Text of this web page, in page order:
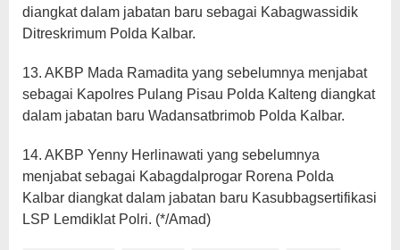
diangkat dalam jabatan baru sebagai Kabagwassidik
Ditreskrimum Polda Kalbar.
13. AKBP Mada Ramadita yang sebelumnya menjabat
sebagai Kapolres Pulang Pisau Polda Kalteng diangkat
dalam jabatan baru Wadansatbrimob Polda Kalbar.
14. AKBP Yenny Herlinawati yang sebelumnya
menjabat sebagai Kabagdalprogar Rorena Polda
Kalbar diangkat dalam jabatan baru Kasubbagsertifikasi
LSP Lemdiklat Polri. (*/Amad)